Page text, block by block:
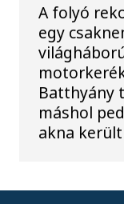
A folyó
egy
Batthyány
máshol
akna